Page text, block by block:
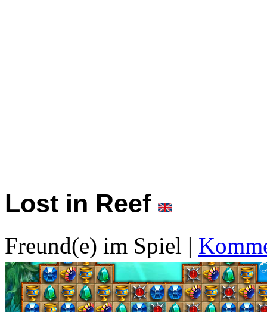
Lost in Reef
Freund(e) im Spiel |